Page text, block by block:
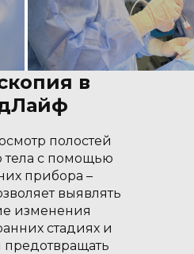
в
полостей
тела с помощью
прибора –
выявлять
изменения
стадиях и
предотвращать